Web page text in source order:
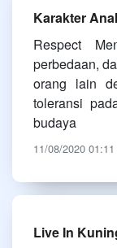
Karakter
Respect
perbedaan,
orang lain
toleransi
budaya
11/08/2020
Live In